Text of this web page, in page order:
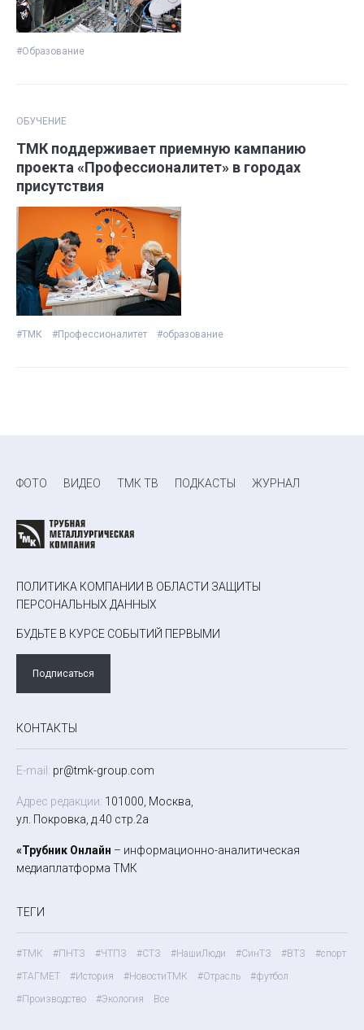
#Образование
ОБУЧЕНИЕ
ТМК поддерживает приемную кампанию
проекта «Профессионалитет» в городах
присутствия
#ТМК #Профессионалитет #образование
ФОТО ВИДЕО ТМК ТВ ПОДКАСТЫ ЖУРНАЛ
ПОЛИТИКА КОМПАНИИ В ОБЛАСТИ ЗАЩИТЫ
ПЕРСОНАЛЬНЫХ ДАННЫХ
БУДЬТЕ В КУРСЕ СОБЫТИЙ ПЕРВЫМИ
Подписаться
КОНТАКТЫ
E-mail: pr@tmk-group.com
Адрес редакции: 101000, Москва,
ул. Покровка, д.40 стр.2а
«Трубник Онлайн – информационно-аналитическая
медиаплатформа ТМК
ТЕГИ
#ТМК #ПНТЗ #ЧТПЗ #СТЗ #НашиЛюди #СинТЗ #ВТЗ
#спорт
#ТАГМЕТ
#История #НовостиТМК #Отрасль
#футбол
#Производство
#Экология Все